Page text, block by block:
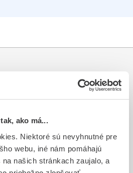
ako má...
Niektoré sú nevyhnutné pre
webu, iné nám pomáhajú
našich stránkach zaujalo, a